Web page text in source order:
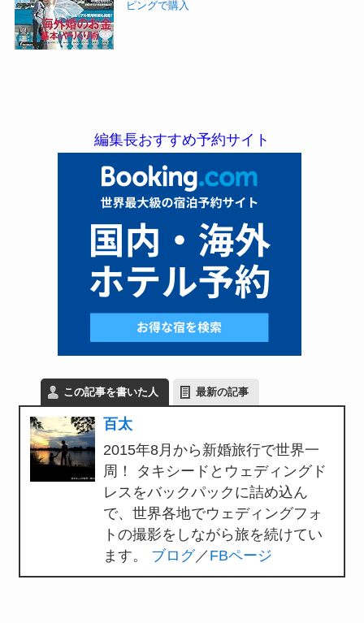
ピングで購入
編集長おすすめ予約サイト
この記事を書いた人 最新の記事
百太
2015年8月から新婚旅行で世界一
周！ タキシードとウェディングド
レスをバックパックに詰め込ん
で、世界各地でウェディングフォ
トの撮影をしながら旅を続けてい
ます。 ブログ／ FBページ